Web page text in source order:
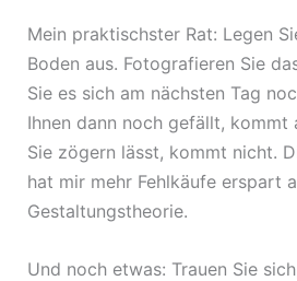
Mein praktischster Rat: Legen
Boden aus. Fotografieren Sie
Sie es sich am nächsten Tag
Ihnen dann noch gefällt, kommt
Sie zögern lässt, kommt nicht.
hat mir mehr Fehlkäufe erspart
Gestaltungstheorie.
Und noch etwas: Trauen Sie